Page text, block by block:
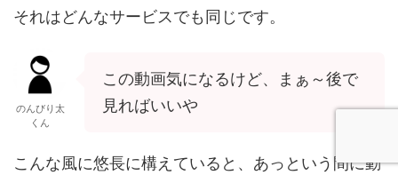
それはどんなサービスでも同じです。
のんびり太
くん
この動画気になるけど、まぁ～後で
見ればいいや
こんな風に悠長に構えていると、あっという間に動